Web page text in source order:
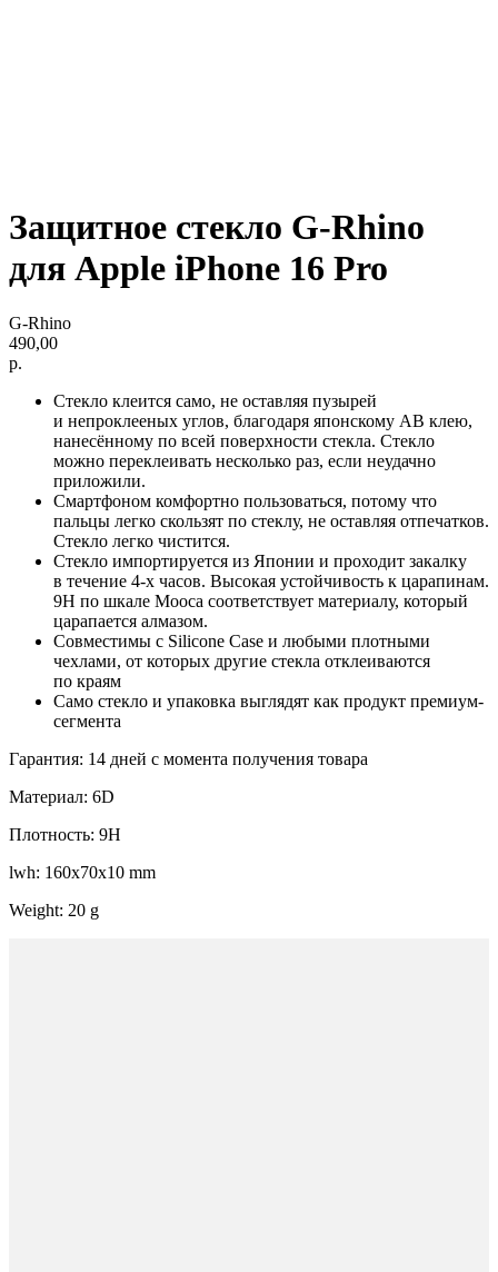
Защитное стекло G-Rhino
для Apple iPhone 16 Pro
G-Rhino
490,00
р.
Стекло клеится само, не оставляя пузырей
и непроклееных углов, благодаря японскому AB клею,
нанесённому по всей поверхности стекла. Стекло
можно переклеивать несколько раз, если неудачно
приложили.
Смартфоном комфортно пользоваться, потому что
пальцы легко скользят по стеклу, не оставляя отпечатков.
Стекло легко чистится.
Стекло импортируется из Японии и проходит закалку
в течение 4-х часов. Высокая устойчивость к царапинам.
9H по шкале Мооса соответствует материалу, который
царапается алмазом.
Совместимы с Silicone Case и любыми плотными
чехлами, от которых другие стекла отклеиваются
по краям
Само стекло и упаковка выглядят как продукт премиум-
сегмента
Гарантия: 14 дней с момента получения товара
Материал: 6D
Плотность: 9H
lwh: 160x70x10 mm
Weight: 20 g